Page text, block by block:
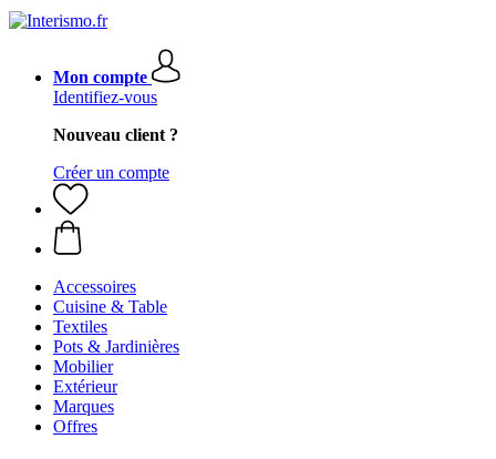
Mon compte
Identifiez-vous
Nouveau client ?
Créer un compte
Accessoires
Cuisine & Table
Textiles
Pots & Jardinières
Mobilier
Extérieur
Marques
Offres